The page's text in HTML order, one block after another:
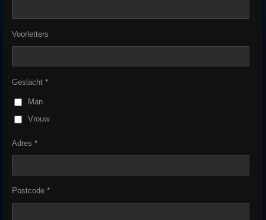
Voorletters
Geslacht *
Man
Vrouw
Adres *
Postcode *